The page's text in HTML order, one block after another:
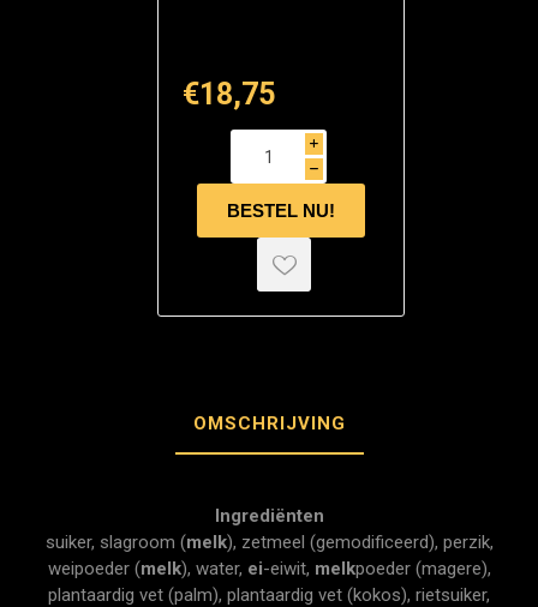
€18,75
i
h
OMSCHRIJVING
Ingrediënten
suiker, slagroom (melk), zetmeel (gemodificeerd), perzik,
weipoeder (melk), water, ei-eiwit, melkpoeder (magere),
plantaardig vet (palm), plantaardig vet (kokos), rietsuiker,